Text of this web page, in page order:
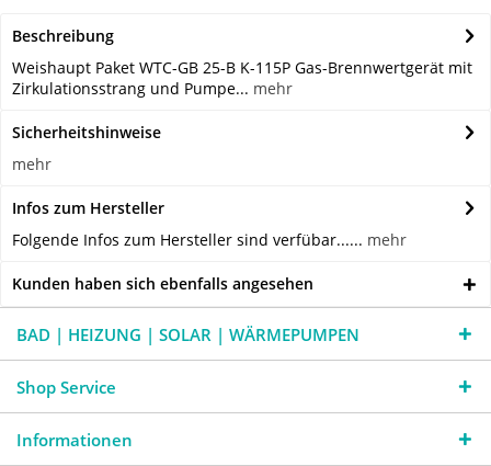
Beschreibung
Weishaupt Paket WTC-GB 25-B K-115P Gas-Brennwertgerät mit
Zirkulationsstrang und Pumpe... mehr
Sicherheitshinweise
mehr
Infos zum Hersteller
Folgende Infos zum Hersteller sind verfübar...... mehr
Kunden haben sich ebenfalls angesehen
BAD | HEIZUNG | SOLAR | WÄRMEPUMPEN
Shop Service
Informationen